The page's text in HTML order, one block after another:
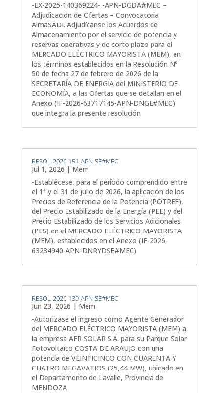
-EX-2025-140369224- -APN-DGDA#MEC –
Adjudicación de Ofertas – Convocatoria
AlmaSADI. Adjudícanse los Acuerdos de
Almacenamiento por el servicio de potencia y
reservas operativas y de corto plazo para el
MERCADO ELÉCTRICO MAYORISTA (MEM), en
los términos establecidos en la Resolución N°
50 de fecha 27 de febrero de 2026 de la
SECRETARÍA DE ENERGÍA del MINISTERIO DE
ECONOMÍA, a las Ofertas que se detallan en el
Anexo (IF-2026-63717145-APN-DNGE#MEC)
que integra la presente resolución
RESOL-2026-151-APN-SE#MEC
Jul 1, 2026 | Mem
-Establécese, para el período comprendido entre
el 1° y el 31 de julio de 2026, la aplicación de los
Precios de Referencia de la Potencia (POTREF),
del Precio Estabilizado de la Energía (PEE) y del
Precio Estabilizado de los Servicios Adicionales
(PES) en el MERCADO ELÉCTRICO MAYORISTA
(MEM), establecidos en el Anexo (IF-2026-
63234940-APN-DNRYDSE#MEC)
RESOL-2026-139-APN-SE#MEC
Jun 23, 2026 | Mem
-Autorizase el ingreso como Agente Generador
del MERCADO ELÉCTRICO MAYORISTA (MEM) a
la empresa AFR SOLAR S.A. para su Parque Solar
Fotovoltaico COSTA DE ARAUJO con una
potencia de VEINTICINCO CON CUARENTA Y
CUATRO MEGAVATIOS (25,44 MW), ubicado en
el Departamento de Lavalle, Provincia de
MENDOZA